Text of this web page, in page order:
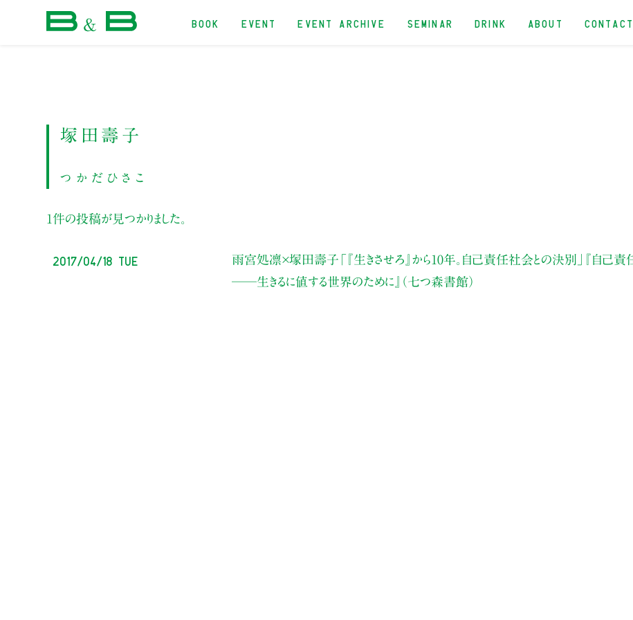
BOOK EVENT EVENT ARCHIVE SEMINAR DRINK ABOUT CONTACT
塚田壽子
つかだひさこ
1件の投稿が見つかりました。
2017/04/18 Tue 雨宮処凛×塚田壽子 「『生きさせろ』から10年。自己責任社会との決別」
『自己
──生きるに値する世界のために』（七つ森書館）